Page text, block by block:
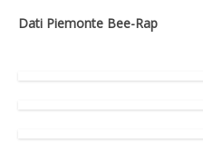
Dati Piemonte Bee-Rap